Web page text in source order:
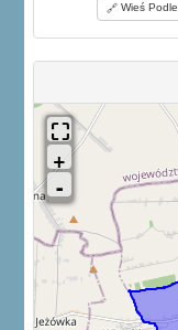
Wieś